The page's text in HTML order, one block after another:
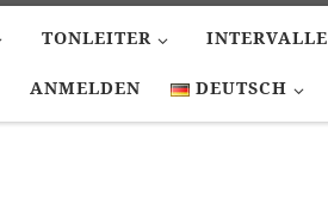
TONLEITER INTERVALLE
ANMELDEN DEUTSCH